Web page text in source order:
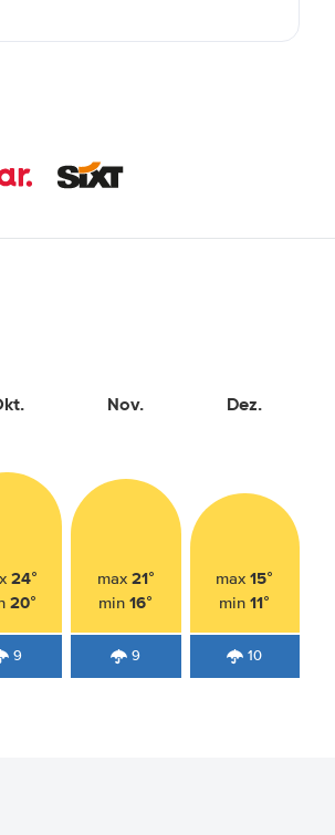
24°
20°
9
Nov.
max 21°
min16°
9
Dez.
max15°
min11°
10